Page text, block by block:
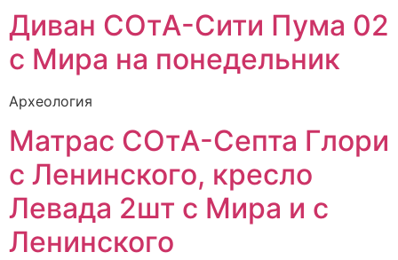
Диван СОтА-Сити Пума 02
с Мира на понедельник
Археология
Матрас СОтА-Септа Глори
с Ленинского, кресло
Левада 2шт с Мира и с
Ленинского